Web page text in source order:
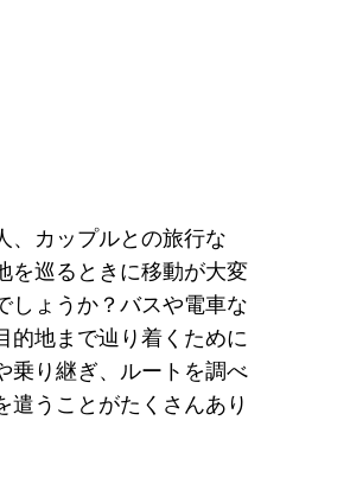
、カップルとの旅行な
を巡るときに移動が大変
しょうか？バスや電車な
的地まで辿り着くために
乗り継ぎ、ルートを調べ
遣うことがたくさんあり